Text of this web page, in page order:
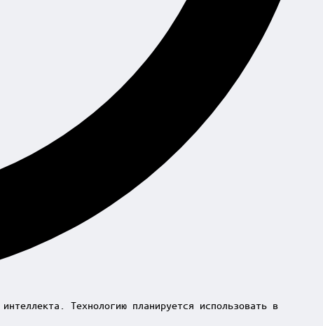
Технологию планируется использовать в